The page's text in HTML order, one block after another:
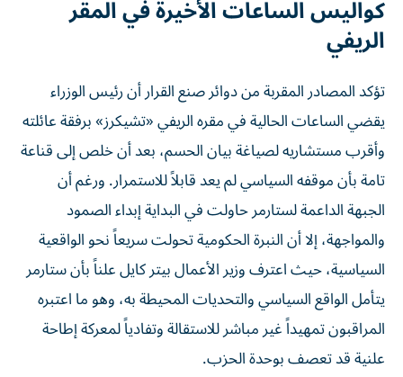
كواليس الساعات الأخيرة في المقر
الريفي
تؤكد المصادر المقربة من دوائر صنع القرار أن رئيس الوزراء
يقضي الساعات الحالية في مقره الريفي «تشيكرز» برفقة عائلته
وأقرب مستشاريه لصياغة بيان الحسم، بعد أن خلص إلى قناعة
تامة بأن موقفه السياسي لم يعد قابلاً للاستمرار. ورغم أن
الجبهة الداعمة لستارمر حاولت في البداية إبداء الصمود
والمواجهة، إلا أن النبرة الحكومية تحولت سريعاً نحو الواقعية
السياسية، حيث اعترف وزير الأعمال بيتر كايل علناً بأن ستارمر
يتأمل الواقع السياسي والتحديات المحيطة به، وهو ما اعتبره
المراقبون تمهيداً غير مباشر للاستقالة وتفادياً لمعركة إطاحة
علنية قد تعصف بوحدة الحزب.